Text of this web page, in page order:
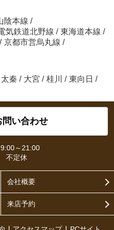
陰本線 /
気鉄道北野線 / 東海道本線 /
/ 京都市営烏丸線 /
太秦 / 大宮 / 桂川 / 東向日 /
問い合わせ
9:00～21:00
不定休
会社概要
来店予約